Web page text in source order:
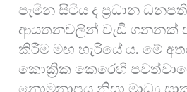
පැමින සිටිය ද ප්‍රධාන
ආයතනවලින් වැඩි ගනනක්
කිරීම මඟ හැරියේ ය. මේ
කොක්‍රික කෙරෙහි
නොමනාපය නිසා මාධ්‍ය